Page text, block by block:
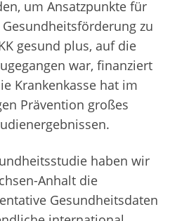
um Ansatzpunkte für
zu
gesund plus, auf die
war, finanziert
Krankenkasse hat im
Prävention großes
haben wir
Anhalt die
Gesundheitsdaten